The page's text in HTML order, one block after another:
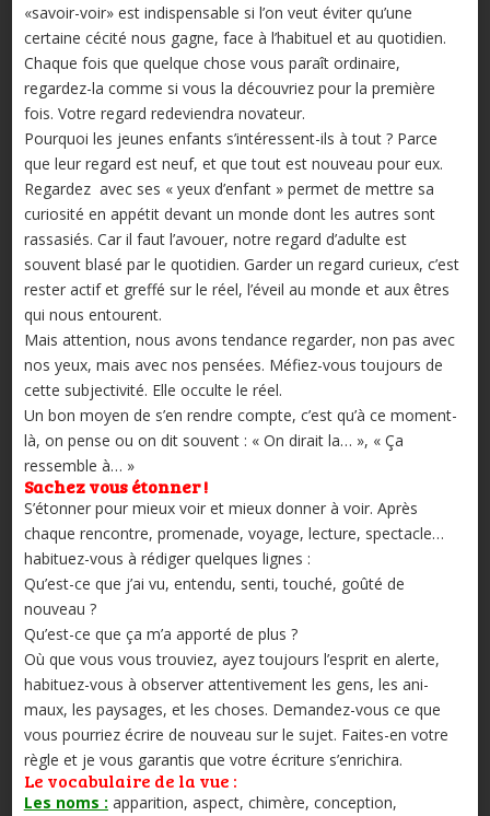
«savoir-voir» est indispensable si l’on veut éviter qu’une
certaine cécité nous gagne, face à l’habituel et au quotidien.
Chaque fois que quelque chose vous paraît ordinaire,
regardez-la comme si vous la découvriez pour la première
fois. Votre regard redeviendra novateur.
Pourquoi les jeunes enfants s’intéressent-ils à tout ? Parce
que leur regard est neuf, et que tout est nouveau pour eux.
Regardez avec ses « yeux d’enfant » permet de mettre sa
curiosité en appétit devant un monde dont les autres sont
rassasiés. Car il faut l’avouer, notre regard d’adulte est
souvent blasé par le quotidien. Garder un regard curieux, c’est
rester actif et greffé sur le réel, l’éveil au monde et aux êtres
qui nous entourent.
Mais attention, nous avons tendance regarder, non pas avec
nos yeux, mais avec nos pensées. Méfiez-vous toujours de
cette subjectivité. Elle occulte le réel.
Un bon moyen de s’en rendre compte, c’est qu’à ce moment-
là, on pense ou on dit souvent : « On dirait la… », « Ça
ressemble à… »
Sachez vous étonner !
S’étonner pour mieux voir et mieux donner à voir. Après
chaque rencontre, promenade, voyage, lecture, spectacle…
habituez-vous à rédiger quelques lignes :
Qu’est-ce que j’ai vu, entendu, senti, touché, goûté de
nouveau ?
Qu’est-ce que ça m’a apporté de plus ?
Où que vous vous trouviez, ayez toujours l’esprit en alerte,
habituez-vous à observer attentivement les gens, les ani­
maux, les paysages, et les choses. Demandez-vous ce que
vous pourriez écrire de nouveau sur le sujet. Faites-en votre
règle et je vous garantis que votre écriture s’enrichira.
Le vocabulaire de la vue :
Les noms : apparition, aspect, chimère, conception,